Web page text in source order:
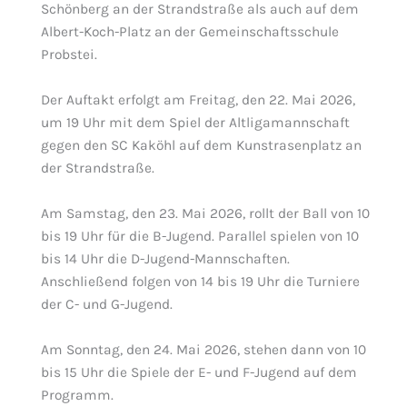
Schönberg an der Strandstraße als auch auf dem
Albert-Koch-Platz an der Gemeinschaftsschule
Probstei.
Der Auftakt erfolgt am Freitag, den 22. Mai 2026,
um 19 Uhr mit dem Spiel der Altligamannschaft
gegen den SC Kaköhl auf dem Kunstrasenplatz an
der Strandstraße.
Am Samstag, den 23. Mai 2026, rollt der Ball von 10
bis 19 Uhr für die B-Jugend. Parallel spielen von 10
bis 14 Uhr die D-Jugend-Mannschaften.
Anschließend folgen von 14 bis 19 Uhr die Turniere
der C- und G-Jugend.
Am Sonntag, den 24. Mai 2026, stehen dann von 10
bis 15 Uhr die Spiele der E- und F-Jugend auf dem
Programm.